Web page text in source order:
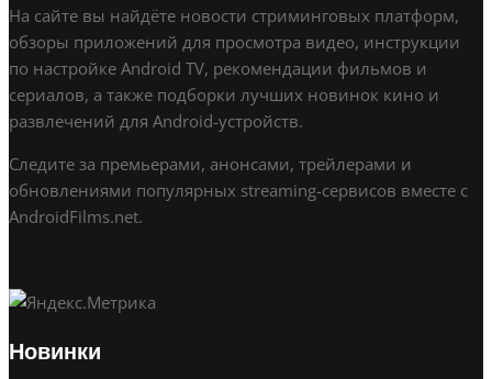
На сайте вы найдёте новости стриминговых платформ,
обзоры приложений для просмотра видео, инструкции
по настройке Android TV, рекомендации фильмов и
сериалов, а также подборки лучших новинок кино и
развлечений для Android-устройств.
Следите за премьерами, анонсами, трейлерами и
обновлениями популярных streaming-сервисов вместе с
AndroidFilms.net.
Новинки